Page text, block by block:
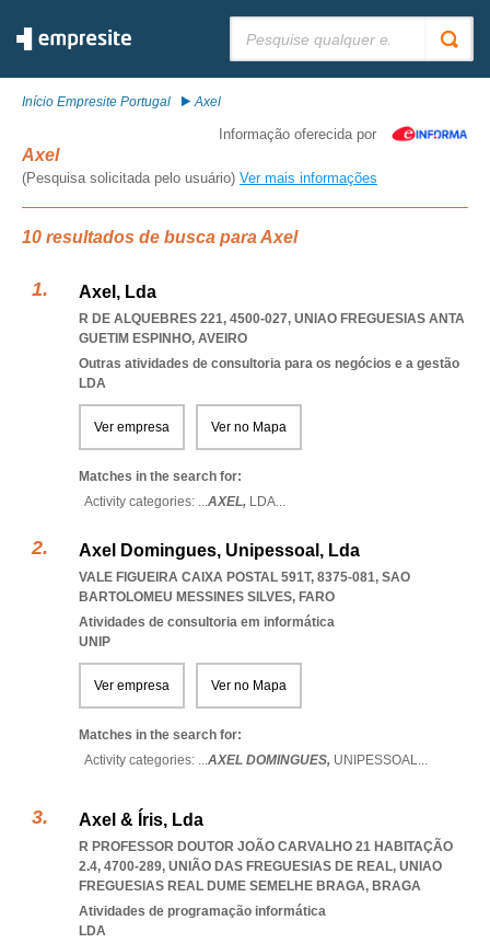
Início Empresite Portugal Axel
Informação oferecida por
Axel
(Pesquisa solicitada pelo usuário) Ver mais informações
10 resultados de busca para Axel
Axel, Lda
R DE ALQUEBRES 221, 4500-027, UNIAO FREGUESIAS ANTA
GUETIM ESPINHO, AVEIRO
Outras atividades de consultoria para os negócios e a gestão
LDA
Ver empresa Ver no Mapa
Matches in the search for:
Activity categories: ...AXEL, LDA...
Axel Domingues, Unipessoal, Lda
VALE FIGUEIRA CAIXA POSTAL 591T, 8375-081, SAO
BARTOLOMEU MESSINES SILVES, FARO
Atividades de consultoria em informática
UNIP
Ver empresa Ver no Mapa
Matches in the search for:
Activity categories: ...AXEL DOMINGUES, UNIPESSOAL...
Axel & Íris, Lda
R PROFESSOR DOUTOR JOÃO CARVALHO 21 HABITAÇÃO
2.4, 4700-289, UNIÃO DAS FREGUESIAS DE REAL, UNIAO
FREGUESIAS REAL DUME SEMELHE BRAGA, BRAGA
Atividades de programação informática
LDA